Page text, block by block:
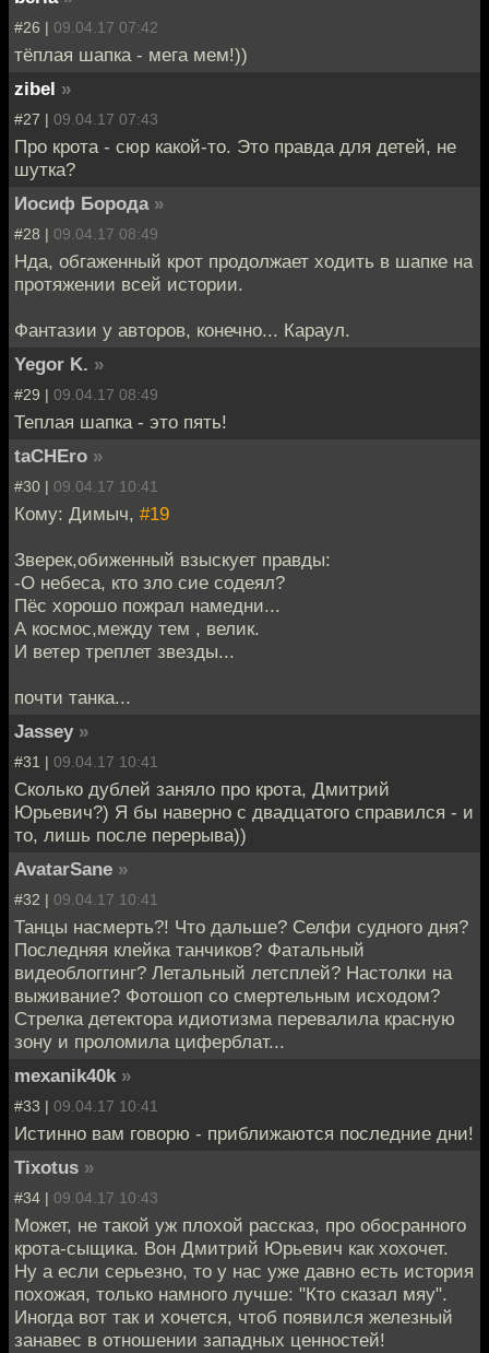
#26 | 09.04.17 07:42
тёплая шапка - мега мем!))
zibel »
#27 | 09.04.17 07:43
Про крота - сюр какой-то. Это правда для детей, не
шутка?
Иосиф Борода »
#28 | 09.04.17 08:49
Нда, обгаженный крот продолжает ходить в шапке на
протяжении всей истории.
Фантазии у авторов, конечно... Караул.
Yegor K. »
#29 | 09.04.17 08:49
Теплая шапка - это пять!
taCHEro »
#30 | 09.04.17 10:41
Кому: Димыч, #19
Зверек,обиженный взыскует правды:
-О небеса, кто зло сие содеял?
Пёс хорошо пожрал намедни...
А космос,между тем , велик.
И ветер треплет звезды...
почти танка...
Jassey »
#31 | 09.04.17 10:41
Сколько дублей заняло про крота, Дмитрий
Юрьевич?) Я бы наверно с двадцатого справился - и
то, лишь после перерыва))
AvatarSane »
#32 | 09.04.17 10:41
Танцы насмерть?! Что дальше? Селфи судного дня?
Последняя клейка танчиков? Фатальный
видеоблоггинг? Летальный летсплей? Настолки на
выживание? Фотошоп со смертельным исходом?
Стрелка детектора идиотизма перевалила красную
зону и проломила циферблат...
mexanik40k »
#33 | 09.04.17 10:41
Истинно вам говорю - приближаются последние дни!
Tixotus »
#34 | 09.04.17 10:43
Может, не такой уж плохой рассказ, про обосранного
крота-сыщика. Вон Дмитрий Юрьевич как хохочет.
Ну а если серьезно, то у нас уже давно есть история
похожая, только намного лучше: "Кто сказал мяу".
Иногда вот так и хочется, чтоб появился железный
занавес в отношении западных ценностей!